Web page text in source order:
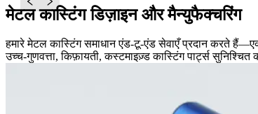
मेटल कास्टिंग डिज़ाइन और मैन्युफैक्चरिंग
हमारे मेटल कास्टिंग समाधान एंड-टू-एंड सेवाएँ प्रदान करते
उच्च-गुणवत्ता, किफ़ायती, कस्टमाइज़्ड कास्टिंग पार्ट्स सुनिश्चित